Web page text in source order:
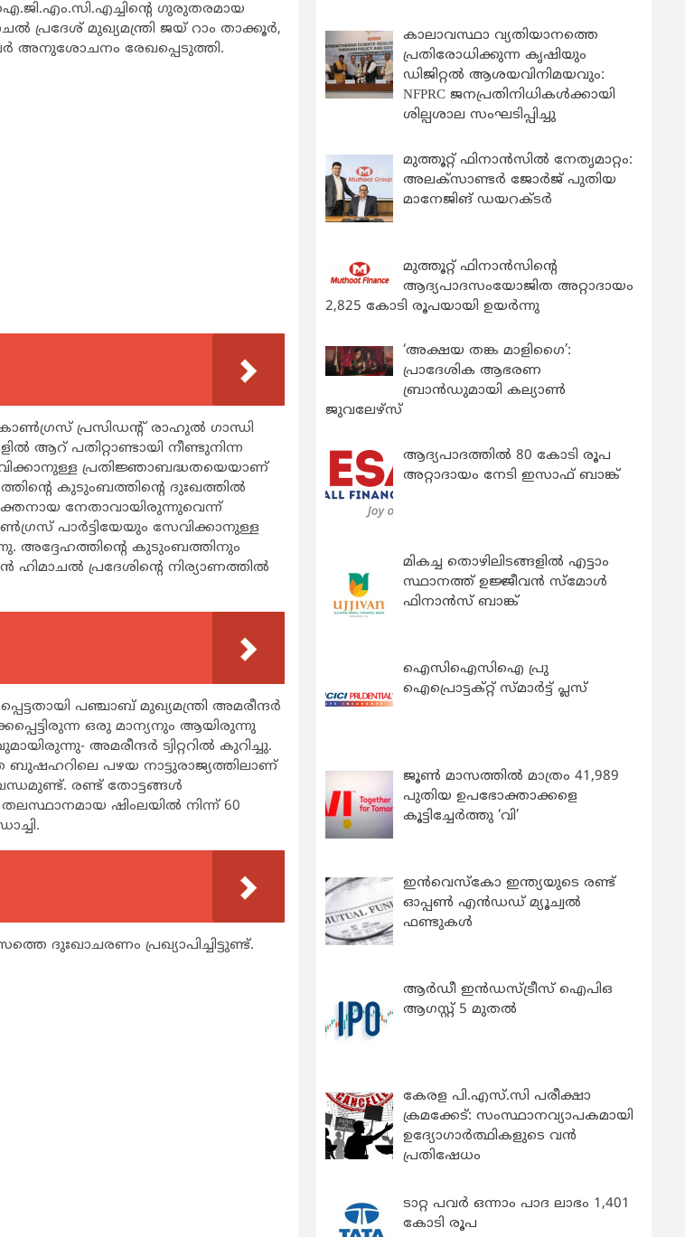
ഗുരുതരമായ
പ്രദേശ് മുഖ്യമന്ത്രി ജയ് റാം താക്കൂര്‍,
അനുശോചനം രേഖപ്പെടുത്തി.
കോണ്‍ഗ്രസ് പ്രസിഡന്‍റ് രാഹുല്‍ ഗാന്ധി
ആറ് പതിറ്റാണ്ടായി നീണ്ടുനിന്ന
പ്രതിജ്ഞാബദ്ധതയെയാണ്
കുടുംബത്തിന്‍റെ ദുഃഖത്തില്‍
നേതാവായിരുന്നുവെന്ന്
പാര്‍ട്ടിയേയും സേവിക്കാനുള്ള
അദ്ദേഹത്തിന്‍റെ കുടുംബത്തിനും
പ്രദേശിന്‍റെ നിര്യാണത്തില്‍
പഞ്ചാബ് മുഖ്യമന്ത്രി അമരീന്ദര്‍
ഒരു മാന്യനും ആയിരുന്നു
അമരീന്ദര്‍ ട്വിറ്ററില്‍ കുറിച്ചു.
ബുഷഹറിലെ പഴയ നാട്ടുരാജ്യത്തിലാണ്
രണ്ട് തോട്ടങ്ങള്‍
ഷിംലയില്‍ നിന്ന് 60
ദുഃഖാചരണം പ്രഖ്യാപിച്ചിട്ടുണ്ട്.
കാലാവസ്ഥാ വ്യതിയാനത്തെ
പ്രതിരോധിക്കുന്ന കൃഷിയും
ഡിജിറ്റൽ ആശയവിനിമയവും:
NFPRC ജനപ്രതിനിധികൾക്കായി
ശില്പശാല സംഘടിപ്പിച്ചു
മുത്തൂറ്റ് ഫിനാൻസിൽ നേതൃമാറ്റം:
അലക്സാണ്ടർ ജോർജ് പുതിയ
മാനേജിങ് ഡയറക്ടർ
മുത്തൂറ്റ് ഫിനാൻസിന്റെ
ആദ്യപാദസംയോജിത അറ്റാദായം
2,825 കോടി രൂപയായി ഉയർന്നു
‘അക്ഷയ തങ്ക മാളിഗൈ’:
പ്രാദേശിക ആഭരണ
ബ്രാന്‍ഡുമായി കല്യാണ്‍
ജുവലേഴ്‌സ്
ആദ്യപാദത്തിൽ 80 കോടി രൂപ
അറ്റാദായം നേടി ഇസാഫ് ബാങ്ക്
മികച്ച തൊഴിലിടങ്ങളിൽ എട്ടാം
സ്ഥാനത്ത് ഉജ്ജീവൻ സ്മോൾ
ഫിനാൻസ് ബാങ്ക്
ഐസിഐസിഐ പ്രു
ഐപ്രൊട്ടക്റ്റ് സ്മാർട്ട് പ്ലസ്
ജൂൺ മാസത്തിൽ മാത്രം 41,989
പുതിയ ഉപഭോക്താക്കളെ
കൂട്ടിച്ചേർത്തു ‘വി’
ഇന്‍വെസ്കോ ഇന്ത്യയുടെ രണ്ട്
ഓപ്പണ്‍ എന്‍ഡഡ് മ്യൂച്വല്‍
ഫണ്ടുകള്‍
ആർഡീ ഇൻഡസ്ട്രീസ് ഐപിഒ
ആഗസ്റ്റ് 5 മുതൽ
കേരള പി.എസ്.സി പരീക്ഷാ
ക്രമക്കേട്: സംസ്ഥാനവ്യാപകമായി
ഉദ്യോഗാര്‍ത്ഥികളുടെ വന്‍
പ്രതിഷേധം
ടാറ്റ പവർ ഒന്നാം പാദ ലാഭം 1,401
കോടി രൂപ